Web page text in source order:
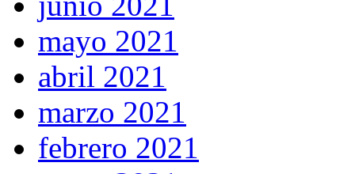
mayo 2021
abril 2021
marzo 2021
febrero 2021